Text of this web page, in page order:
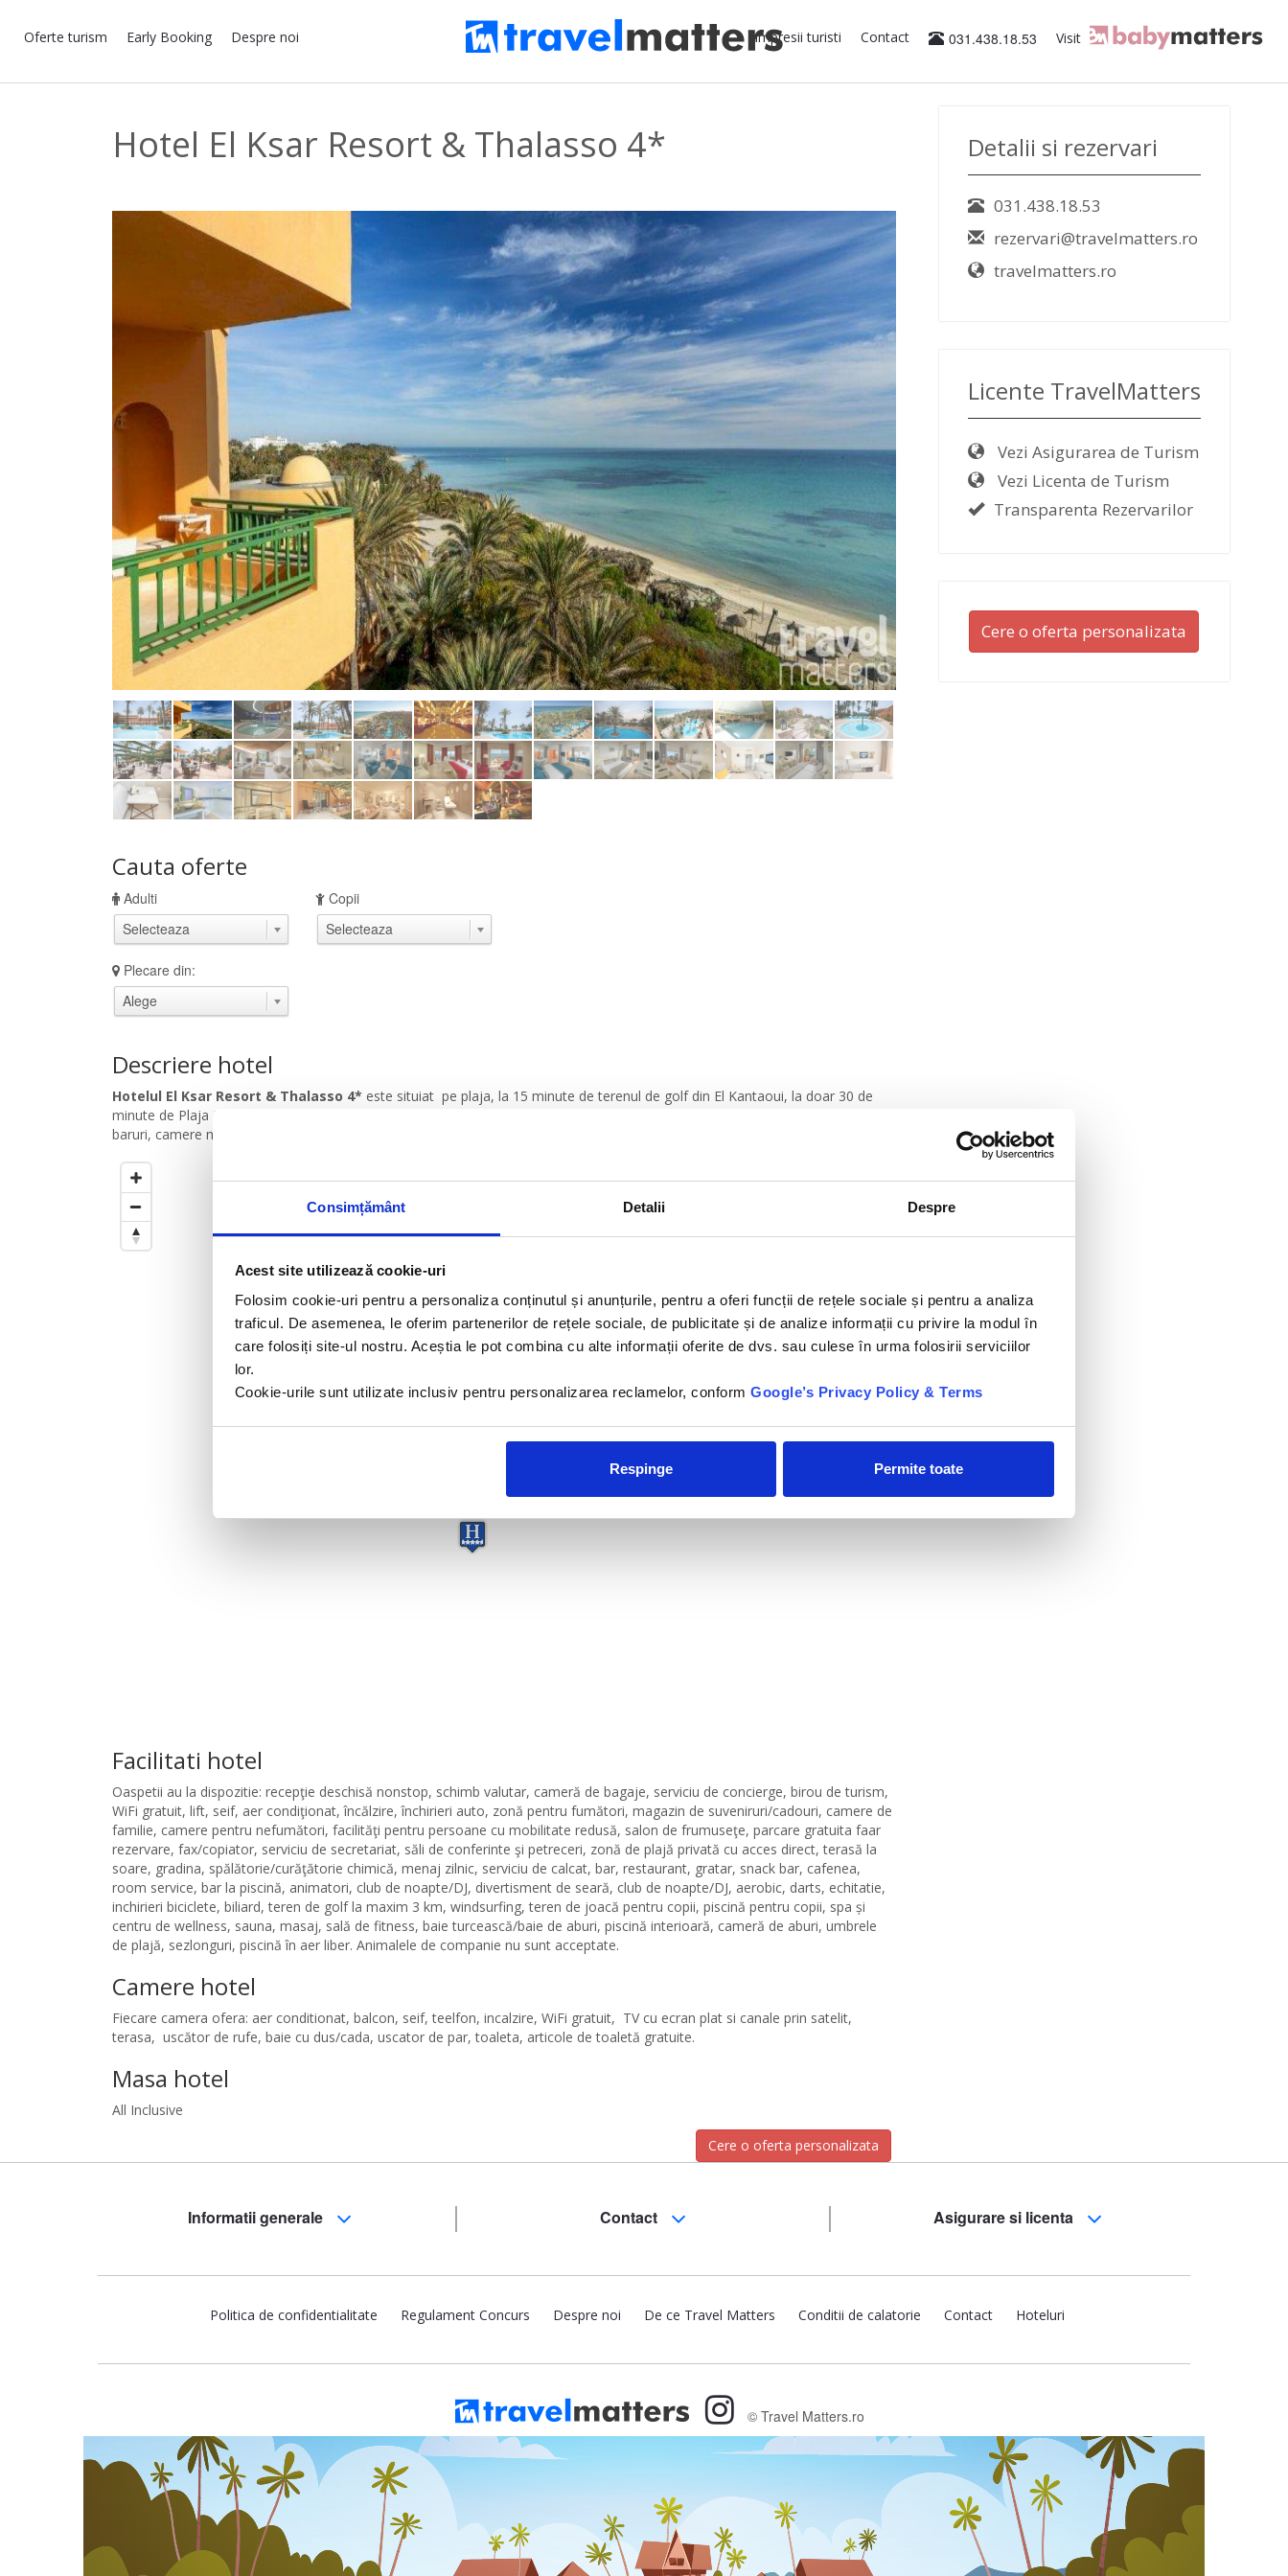
Consimțământ Detalii Despre
Acest site utilizează cookie-uri
Folosim cookie-uri pentru a personaliza conținutul și anunțurile, pentru a oferi funcții de rețele sociale și pentru a analiza
traficul. De asemenea, le oferim partenerilor de rețele sociale, de publicitate și de analize informații cu privire la modul în
care folosiți site-ul nostru. Aceștia le pot combina cu alte informații oferite de dvs. sau culese în urma folosirii serviciilor
lor.
Cookie-urile sunt utilizate inclusiv pentru personalizarea reclamelor, conform Google’s Privacy Policy & Terms
Respinge Permite toate
Oferte turism Early Booking Despre noi Impresii turisti Contact 031.438.18.53 Visit
Hotel El Ksar Resort & Thalasso 4*
Cauta oferte
Adulti Copii
Plecare din:
Descriere hotel
Hotelul El Ksar Resort & Thalasso 4* este situiat pe plaja, la 15 minute de terenul de golf din El Kantaoui, la doar 30 de
minute de Plaja Harqala si la 4 km de centrul orasului Sousse. Hotelul are 3 piscine in aer liber, centru de fitness, restaurante,
baruri, camere moderne.
×
El Ksar Resort & Thalasso -
4*
Hotelul El Ksar Resort &
plaja, la 15 minute de terenul
de golf...
Cercul este setat la500mde hotel
Trageti de el pentru a modifica distanta
Facilitati hotel
Oaspetii au la dispozitie: recepţie deschisă nonstop, schimb valutar, cameră de bagaje, serviciu de concierge, birou de turism,
WiFi gratuit, lift, seif, aer condiţionat, încălzire, închirieri auto, zonă pentru fumători, magazin de suveniruri/cadouri, camere de
familie, camere pentru nefumători, facilităţi pentru persoane cu mobilitate redusă, salon de frumuseţe, parcare gratuita faar
rezervare, fax/copiator, serviciu de secretariat, săli de conferinte şi petreceri, zonă de plajă privată cu acces direct, terasă la
soare, gradina, spălătorie/curăţătorie chimică, menaj zilnic, serviciu de calcat, bar, restaurant, gratar, snack bar, cafenea,
room service, bar la piscină, animatori, club de noapte/DJ, divertisment de seară, club de noapte/DJ, aerobic, darts, echitatie,
inchirieri biciclete, biliard, teren de golf la maxim 3 km, windsurfing, teren de joacă pentru copii, piscină pentru copii, spa și
centru de wellness, sauna, masaj, sală de fitness, baie turcească/baie de aburi, piscină interioară, cameră de aburi, umbrele
de plajă, sezlonguri, piscină în aer liber. Animalele de companie nu sunt acceptate.
Camere hotel
Fiecare camera ofera: aer conditionat, balcon, seif, teelfon, incalzire, WiFi gratuit, TV cu ecran plat si canale prin satelit,
terasa, uscător de rufe, baie cu dus/cada, uscator de par, toaleta, articole de toaletă gratuite.
Masa hotel
All Inclusive
Cere o oferta personalizata
Detalii si rezervari
031.438.18.53
rezervari@travelmatters.ro
travelmatters.ro
Licente TravelMatters
Vezi Asigurarea de Turism
Vezi Licenta de Turism
Transparenta Rezervarilor
Cere o oferta personalizata
Informatii generale Contact Asigurare si licenta
Politica de confidentialitate Regulament Concurs Despre noi De ce Travel Matters Conditii de calatorie Contact Hoteluri
© Travel Matters.ro